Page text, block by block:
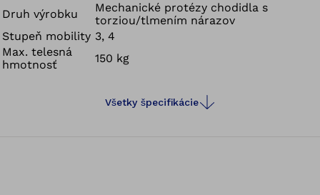
zaťažení a strihových síl a je možné znížiť podráždenia
kože. Triton Vertical Shock okrem toho odpruží
zaznamenané nárazy pri došľape päty alebo aj v
situáciách, ako je chôdza dole schodmi.
Druh výrobku
Mechanické protézy chodidla s
torziou/tlmením nárazov
Stupeň mobility 3, 4
Max. telesná
hmotnosť
150 kg
Všetky špecifikácie